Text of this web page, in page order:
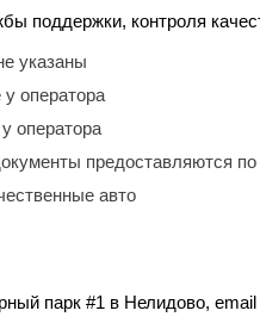
поддержки, контроля
указаны
у оператора
оператора
предоставляются по
авто
парк #1 в Нелидово,